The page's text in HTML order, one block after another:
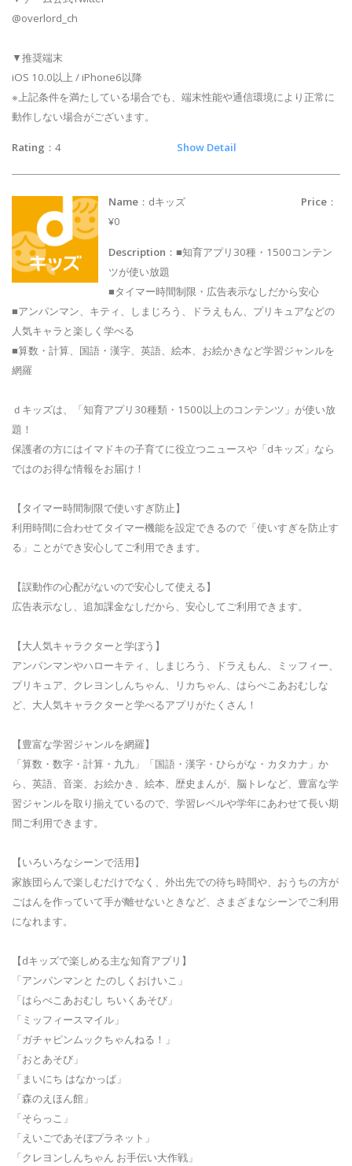
@overlord_ch
▼推奨端末
iOS 10.0以上 / iPhone6以降
※上記条件を満たしている場合でも、端末性能や通信環境により正常に
動作しない場合がございます。
Rating ：4 Show Detail
Name ：dキッズ Price ：
¥0
Description ：■知育アプリ30種・1500コンテン
ツが使い放題
■タイマー時間制限・広告表示なしだから安心
■アンパンマン、キティ、しまじろう、ドラえもん、プリキュアなどの
人気キャラと楽しく学べる
■算数・計算、国語・漢字、英語、絵本、お絵かきなど学習ジャンルを
網羅
ｄキッズは、「知育アプリ30種類・1500以上のコンテンツ」が使い放
題！
保護者の方にはイマドキの子育てに役立つニュースや「dキッズ」なら
ではのお得な情報をお届け！
【タイマー時間制限で使いすぎ防止】
利用時間に合わせてタイマー機能を設定できるので「使いすぎを防止す
る」ことができ安心してご利用できます。
【誤動作の心配がないので安心して使える】
広告表示なし、追加課金なしだから、安心してご利用できます。
【大人気キャラクターと学ぼう】
アンパンマンやハローキティ、しまじろう、ドラえもん、ミッフィー、
プリキュア、クレヨンしんちゃん、リカちゃん、はらぺこあおむしな
ど、大人気キャラクターと学べるアプリがたくさん！
【豊富な学習ジャンルを網羅】
「算数・数字・計算・九九」「国語・漢字・ひらがな・カタカナ」か
ら、英語、音楽、お絵かき、絵本、歴史まんが、脳トレなど、豊富な学
習ジャンルを取り揃えているので、学習レベルや学年にあわせて長い期
間ご利用できます。
【いろいろなシーンで活用】
家族団らんで楽しむだけでなく、外出先での待ち時間や、おうちの方が
ごはんを作っていて手が離せないときなど、さまざまなシーンでご利用
になれます。
【dキッズで楽しめる主な知育アプリ】
「アンパンマンと たのしくおけいこ」
「はらぺこあおむし ちいくあそび」
「ミッフィースマイル」
「ガチャピンムックちゃんねる！」
「おとあそび」
「まいにち はなかっぱ」
「森のえほん館」
「そらっこ」
「えいごであそぼプラネット」
「クレヨンしんちゃん お手伝い大作戦」